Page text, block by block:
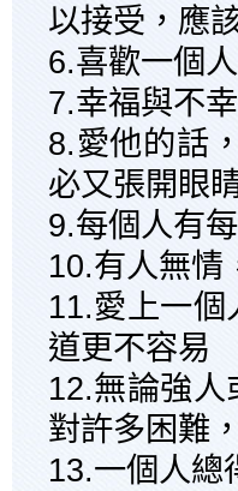
以接受，應
6.喜歡一個
7.幸福與不
8.愛他的話
必又張開眼
9.每個人有
10.有人無情
11.愛上一
道更不容易
12.無論強
對許多困難
13.一個人總